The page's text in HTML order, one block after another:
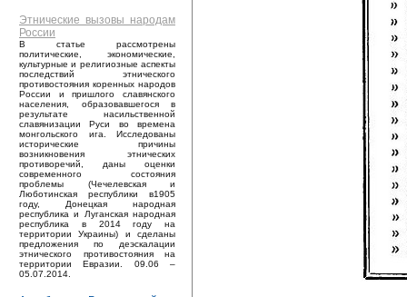
Этнические вызовы народам
России
В статье рассмотрены
политические, экономические,
культурные и религиозные аспекты
последствий этнического
противостояния коренных народов
России и пришлого славянского
населения, образовавшегося в
результате насильственной
славянизации Руси во времена
монгольского ига. Исследованы
исторические причины
возникновения этнических
противоречий, даны оценки
современного состояния
проблемы (Чечелевская и
Люботинская республики в1905
году, Донецкая народная
республика и Луганская народная
республика в 2014 году на
территории Украины) и сделаны
предложения по деэскалации
этнического противостояния на
территории Евразии. 09.06 –
05.07.2014.